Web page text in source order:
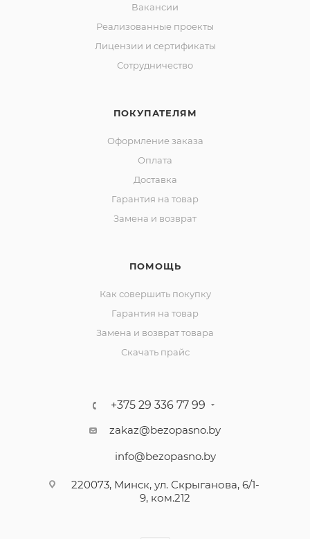
Вакансии
Реализованные проекты
Лицензии и сертификаты
Сотрудничество
ПОКУПАТЕЛЯМ
Оформление заказа
Оплата
Доставка
Гарантия на товар
Замена и возврат
ПОМОЩЬ
Как совершить покупку
Гарантия на товар
Замена и возврат товара
Скачать прайс
+375 29 336 77 99
zakaz@bezopasno.by
info@bezopasno.by
220073, Минск, ул. Скрыганова, 6/1-
9, ком.212